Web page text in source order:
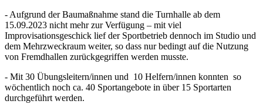
- Aufgrund der Baumaßnahme stand die Turnhalle ab dem
15.09.2023 nicht mehr zur Verfügung – mit viel
Improvisationsgeschick lief der Sportbetrieb dennoch im Studio und
dem Mehrzweckraum weiter, so dass nur bedingt auf die Nutzung
von Fremdhallen zurückgegriffen werden musste.
- Mit 30 Übungsleitern/innen und 10 Helfern/innen konnten so
wöchentlich noch ca. 40 Sportangebote in über 15 Sportarten
durchgeführt werden.